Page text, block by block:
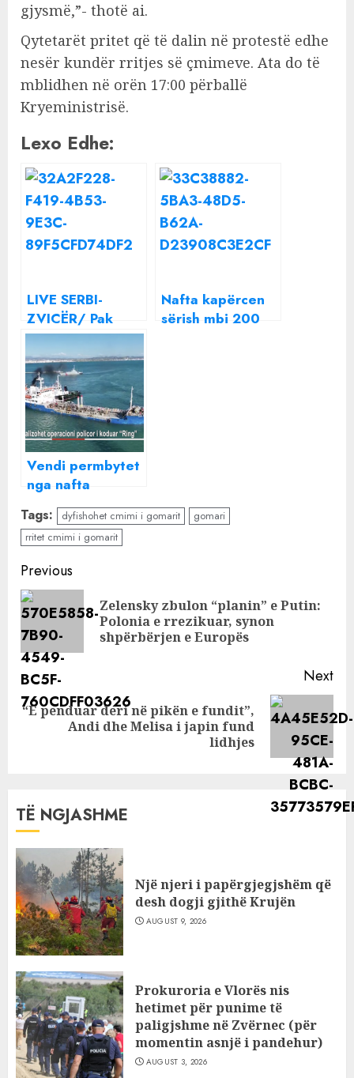
gjysmë,”- thotë ai.
Qytetarët pritet që të dalin në protestë edhe
nesër kundër rritjes së çmimeve. Ata do të
mblidhen në orën 17:00 përballë
Kryeministrisë.
Lexo Edhe:
LIVE SERBI-
ZVICËR/ Pak
zgjat festa e
zviceranëve,
Vlahoviç dyfishon
shifrat
Nafta kapërcen
sërish mbi 200
Vendi permbytet
nga nafta
kontrabande,
shifrat qe
konfirmojne
skandalin
Tags: dyfishohet cmimi i gomarit
gomari
rritet cmimi i gomarit
Continue
Reading
Previous
Zelensky zbulon “planin” e Putin:
Polonia e rrezikuar, synon
shpërbërjen e Europës
Next
Next
“E penduar deri në pikën e fundit”,
Andi dhe Melisa i japin fund
lidhjes
TË NGJASHME
Një njeri i papërgjegjshëm që
desh dogji gjithë Krujën
AUGUST 9, 2026
Prokuroria e Vlorës nis
hetimet për punime të
paligjshme në Zvërnec (për
momentin asnjë i pandehur)
AUGUST 3, 2026